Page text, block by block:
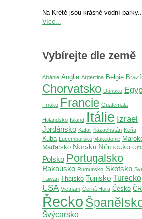
Na Krétě jsou krásné vodní
Více...
Vybírejte dle země
Albánie Anglie Argentina Belgie
Chorvatsko Dánsko
Finsko Francie Guatemala
Holandsko Island Itálie Izrael
Jordánsko Katar Kazachstán Keňa
Kuba Lucembursko Makedonie
Maďarsko Norsko Německo
Polsko Portugalsko
Rakousko Rumunsko Skotsko
Taiwan Thajsko Tunisko Turecko
USA Vietnam Černá Hora Česko ČR
Řecko
Švýcarsko